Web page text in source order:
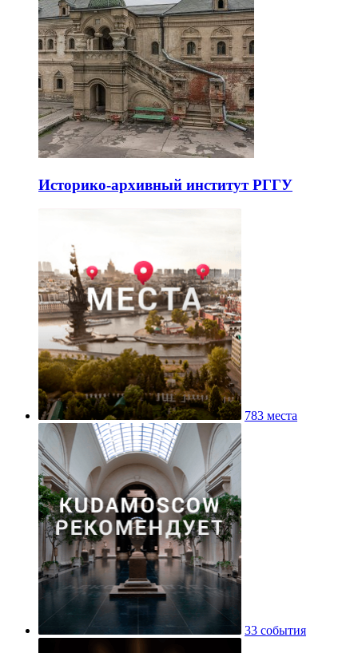
Историко-архивный институт РГГУ
783 места
33 события